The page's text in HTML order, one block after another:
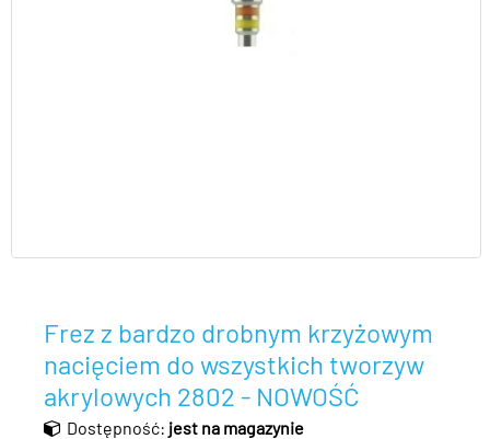
Frez z bardzo drobnym krzyżowym
nacięciem do wszystkich tworzyw
akrylowych 2802 - NOWOŚĆ
Dostępność: jest na magazynie